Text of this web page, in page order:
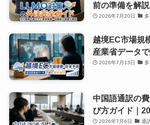
前の準備を解説
2026年7月20日
越境EC市場規
産業省データ
2026年7月13日
中国語通訳の
び方ガイド｜
2026年7月6日 通